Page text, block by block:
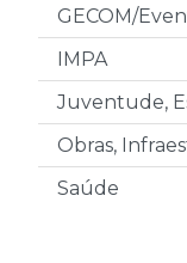
GECOM/
IMPA
Juventude,
Obras,
Saúde